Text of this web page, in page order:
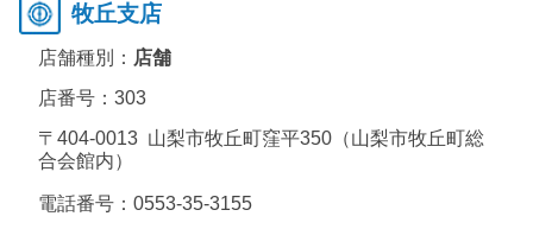
牧丘支店
店舗種別： 店舗
店番号：303
〒404-0013 山梨市牧丘町窪平350（山梨市牧丘町総
合会館内）
電話番号： 0553-35-3155